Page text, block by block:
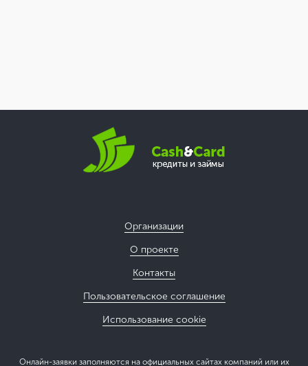
Организации
О проекте
Контакты
Пользовательское соглашение
Использование cookie
Онлайн-заявки заполняются на официальных сайтах компаний или их